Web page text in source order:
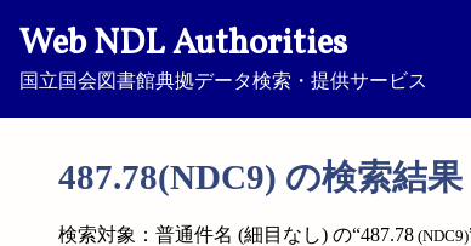
Web NDL Authorities
国立国会図書館典拠データ検索・提供サービス
487.78(NDC9) の検索結果
検索対象：普通件名 (細目なし) の“487.78 (NDC9)